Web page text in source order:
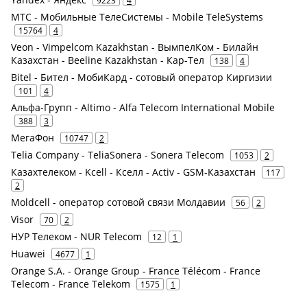
МТС - Мобильные ТелеСистемы - Mobile TeleSystems
15764 4
Veon - Vimpelcom Kazakhstan - ВымпелКом - Билайн
Казахстан - Beeline Kazakhstan - Кар-Тел
138 4
Bitel - Бител - МобиКард - сотовый оператор Киргизии
101 4
Альфа-Групп - Altimo - Alfa Telecom International Mobile
388 3
МегаФон 10747 2
Telia Company - TeliaSonera - Sonera Telecom 1053 2
Казахтелеком - Kcell - Кселл - Activ - GSM-Казахстан
117
2
Moldcell - оператор сотовой связи Молдавии 56 2
Visor 70 2
НУР Телеком - NUR Telecom 12 1
Huawei 4677 1
Orange S.A. - Orange Group - France Télécom - France
Telecom - France Telekom
1575 1